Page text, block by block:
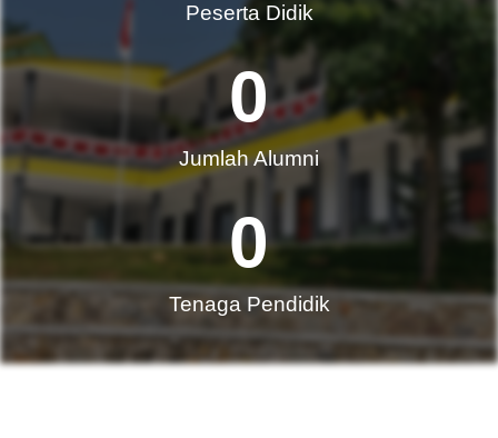
Peserta Didik
0
Jumlah Alumni​
0
Tenaga Pendidik